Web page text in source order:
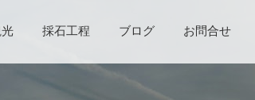
採石工程 ブログ お問合せ